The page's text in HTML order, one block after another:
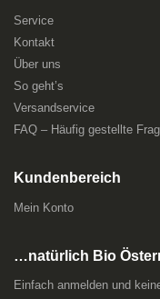
Service
Kontakt
Über uns
So geht’s
Versandservice
FAQ – Häufig gestellte
Kundenbereich
Mein Konto
…natürlich Bio
Einfach anmelden und